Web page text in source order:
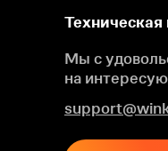
Мы с
на